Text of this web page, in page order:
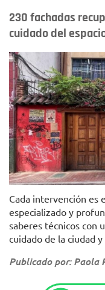
230 fachadas
cuidado del
Cada intervención es
especializado y
saberes técnicos con
cuidado de la ciudad
Publicado por: Paola